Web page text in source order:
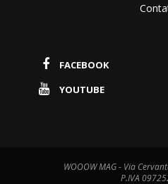
FACEBOOK
YOUTUBE
WOOOW MAG - Via
P.IVA